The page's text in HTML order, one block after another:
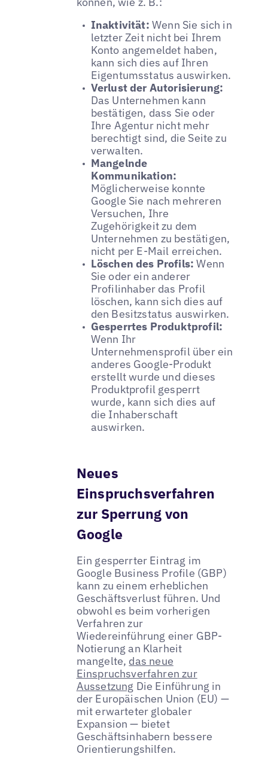
Inaktivität: Wenn Sie sich in
letzter Zeit nicht bei Ihrem
Konto angemeldet haben,
kann sich dies auf Ihren
Eigentumsstatus auswirken.
Verlust der Autorisierung:
Das Unternehmen kann
bestätigen, dass Sie oder
Ihre Agentur nicht mehr
berechtigt sind, die Seite zu
verwalten.
Mangelnde
Kommunikation:
Möglicherweise konnte
Google Sie nach mehreren
Versuchen, Ihre
Zugehörigkeit zu dem
Unternehmen zu bestätigen,
nicht per E-Mail erreichen.
Löschen des Profils: Wenn
Sie oder ein anderer
Profilinhaber das Profil
löschen, kann sich dies auf
den Besitzstatus auswirken.
Gesperrtes Produktprofil:
Wenn Ihr
Unternehmensprofil über ein
anderes Google-Produkt
erstellt wurde und dieses
Produktprofil gesperrt
wurde, kann sich dies auf
die Inhaberschaft
auswirken.
Neues
Einspruchsverfahren
zur Sperrung von
Google
Ein gesperrter Eintrag im
Google Business Profile (GBP)
kann zu einem erheblichen
Geschäftsverlust führen. Und
obwohl es beim vorherigen
Verfahren zur
Wiedereinführung einer GBP-
Notierung an Klarheit
mangelte, das neue
Einspruchsverfahren zur
Aussetzung Die Einführung in
der Europäischen Union (EU) —
mit erwarteter globaler
Expansion — bietet
Geschäftsinhabern bessere
Orientierungshilfen.